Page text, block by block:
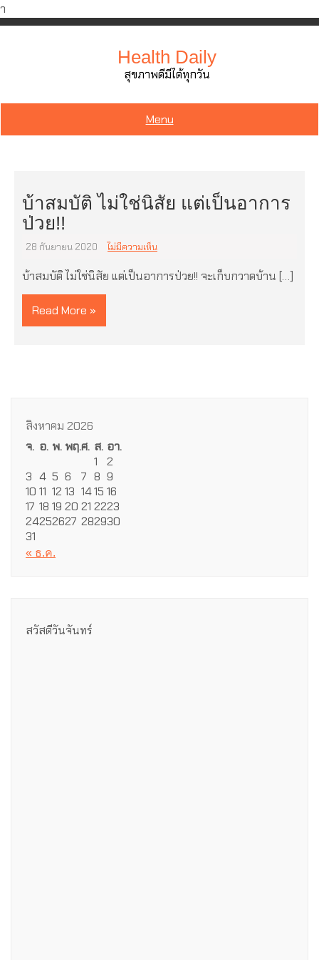
ำ
Skip
Health Daily
สุขภาพดีมีได้ทุกวัน
Menu
บ้าสมบัติ ไม่ใช่นิสัย แต่เป็นอาการ
ป่วย!!
28 กันยายน 2020 ไม่มีความเห็น
บ้าสมบัติ ไม่ใช่นิสัย แต่เป็นอาการป่วย!! จะเก็บกวาดบ้าน […]
Read More »
สิงหาคม 2026
จ. อ. พ.พฤ.ศ. ส. อา.
1
2
3 4 5 6 7 8 9
10 11 12 13 1415 16
17 18 19 20 21 2223
24252627 282930
31
« ธ.ค.
สวัสดีวันจันทร์